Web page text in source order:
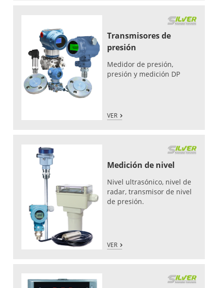
Transmisores de
presión
Medidor de presión,
presión y medición DP
VER
Medición de nivel
Nivel ultrasónico, nivel de
radar, transmisor de nivel
de presión.
VER